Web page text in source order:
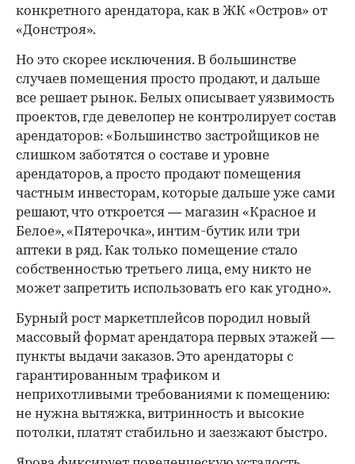
конкретного арендатора, как в ЖК «Остров» от
«Донстроя».
Но это скорее исключения. В большинстве
случаев помещения просто продают, и дальше
все решает рынок. Белых описывает уязвимость
проектов, где девелопер не контролирует состав
арендаторов: «Большинство застройщиков не
слишком заботятся о составе и уровне
арендаторов, а просто продают помещения
частным инвесторам, которые дальше уже сами
решают, что откроется — магазин «Красное и
Белое», «Пятерочка», интим-бутик или три
аптеки в ряд. Как только помещение стало
собственностью третьего лица, ему никто не
может запретить использовать его как угодно».
Бурный рост маркетплейсов породил новый
массовый формат арендатора первых этажей —
пункты выдачи заказов. Это арендаторы с
гарантированным трафиком и
неприхотливыми требованиями к помещению:
не нужна вытяжка, витринность и высокие
потолки, платят стабильно и заезжают быстро.